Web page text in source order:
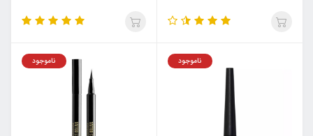
ناموجود ناموجود